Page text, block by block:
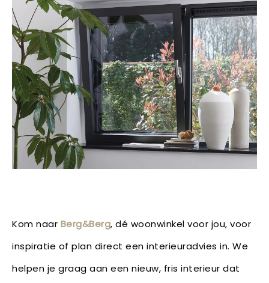
Kom naar Berg&Berg, dé woonwinkel voor jou, voor
inspiratie of plan direct een interieuradvies in. We
helpen je graag aan een nieuw, fris interieur dat